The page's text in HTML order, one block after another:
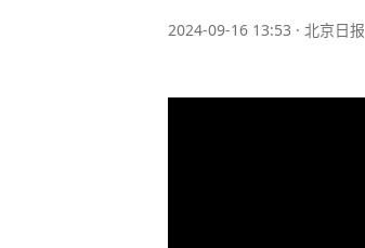
2024-09-16 13:53 · 北京日报